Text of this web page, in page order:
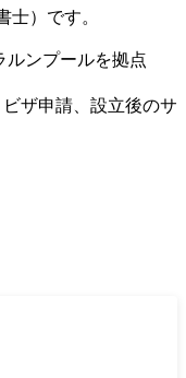
士）です。
ルンプールを拠点
ザ申請、設立後のサ